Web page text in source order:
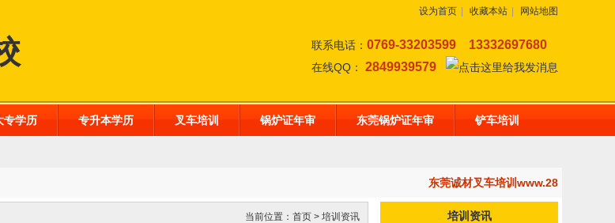
设为首页 收藏本站 网站地图
联系电话： 0769-33203599 13332697680
在线QQ： 2849939579
专学历 专升本学历 叉车培训 锅炉证年审 东莞锅炉证年审 铲车培训
东莞诚材叉车培训www.28af.com,开
培训资讯
当前位置： 首页 > 培训资讯